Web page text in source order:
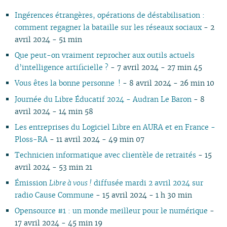
04
03
02
01
08
07
06
05
04
01
09
08
07
06
05
02
01
09
08
06
05
03
02
01
09
08
06
05
02
09
08
06
05
02
09
08
06
05
02
09
08
06
05
02
09
08
06
05
02
08
10
09
08
07
06
03
02
10
09
08
07
06
02
09
08
04
02
09
08
06
04
10
09
07
06
05
03
10
09
07
06
03
01
10
06
Ingérences étrangères, opérations de déstabilisation :
comment regagner la bataille sur les réseaux sociaux- 2
avril 2024 - 51 min
Que peut-on vraiment reprocher aux outils actuels
d’intelligence artificielle ? - 7 avril 2024 - 27 min 45
Vous êtes la bonne personne ! - 8 avril 2024 - 26 min 10
Journée du Libre Éducatif 2024 - Audran Le Baron - 8
avril 2024 - 14 min 58
Les entreprises du Logiciel Libre en AURA et en France -
Ploss-RA- 11 avril 2024 - 49 min 07
Technicien informatique avec clientèle de retraités - 15
avril 2024 - 53 min 21
Émission Libre à vous ! diffusée mardi 2 avril 2024 sur
radio Cause Commune - 15 avril 2024 - 1 h 30 min
Opensource #1 : un monde meilleur pour le numérique -
17 avril 2024 - 45 min 19